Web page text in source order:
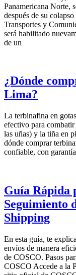
Panamericana Norte,
después de su
Transportes y
será habilitado
de un
¿Dónde
Lima?
La terbinafina en
efectivo para
las uñas) y la tiña en
dónde comprar
confiable, con
Guía Rápida
Seguimiento
Shipping
En esta guía, te
envíos de manera
de COSCO. Pasos
COSCO Accede a la